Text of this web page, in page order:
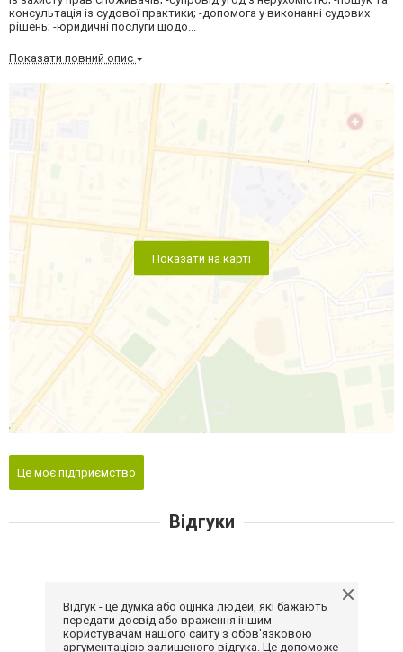
консультація із судової практики; -допомога у виконанні судових
рішень; -юридичні послуги щодо...
Показати повний опис
Показати на карті
Це моє підприємство
Відгуки
Відгук - це думка або оцінка людей, які бажають
передати досвід або враження іншим
користувачам нашого сайту з обов'язковою
аргументацією залишеного відгука. Це допоможе